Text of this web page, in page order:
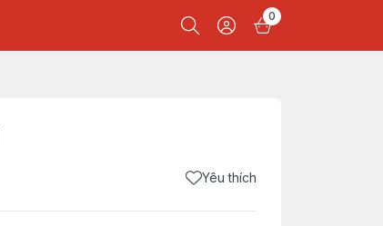
0
Yêu thích